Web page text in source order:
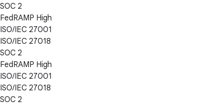
SOC 2
FedRAMP High
ISO/IEC 27001
ISO/IEC 27018
SOC 2
FedRAMP High
ISO/IEC 27001
ISO/IEC 27018
SOC 2